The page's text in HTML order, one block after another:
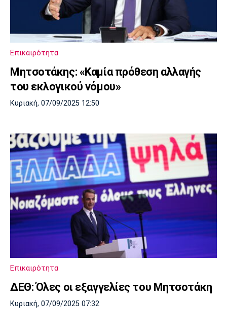
Επικαιρότητα
Μητσοτάκης: «Καμία πρόθεση αλλαγής
του εκλογικού νόμου»
Κυριακή, 07/09/2025 12:50
Επικαιρότητα
ΔΕΘ: Όλες οι εξαγγελίες του Μητσοτάκη
Κυριακή, 07/09/2025 07:32